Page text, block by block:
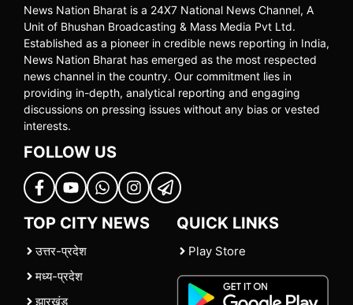
News Nation Bharat is a 24X7 National News Channel, A
Unit of Bhushan Broadcasting & Mass Media Pvt Ltd.
Established as a pioneer in credible news reporting in India,
News Nation Bharat has emerged as the most respected
news channel in the country. Our commitment lies in
providing in-depth, analytical reporting and engaging
discussions on pressing issues without any bias or vested
interests.
FOLLOW US
TOP CITY NEWS
उत्तर-प्रदेश
मध्य-प्रदेश
झारखंड
QUICK LINKS
Play Store